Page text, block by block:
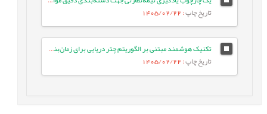
تاریخ چاپ: 1405/02/22
تکنیک هوشمند مبتنی بر الگوریتم چتر دریایی برای زمان‌بندی وظایف بر اساس اولویت در شبکه‌های IoT/Fog
تاریخ چاپ: 1405/02/22